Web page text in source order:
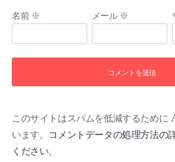
名前 ※ メール ※
このサイトはスパムを低減するため
います。 コメントデータの処理方法の
ください。